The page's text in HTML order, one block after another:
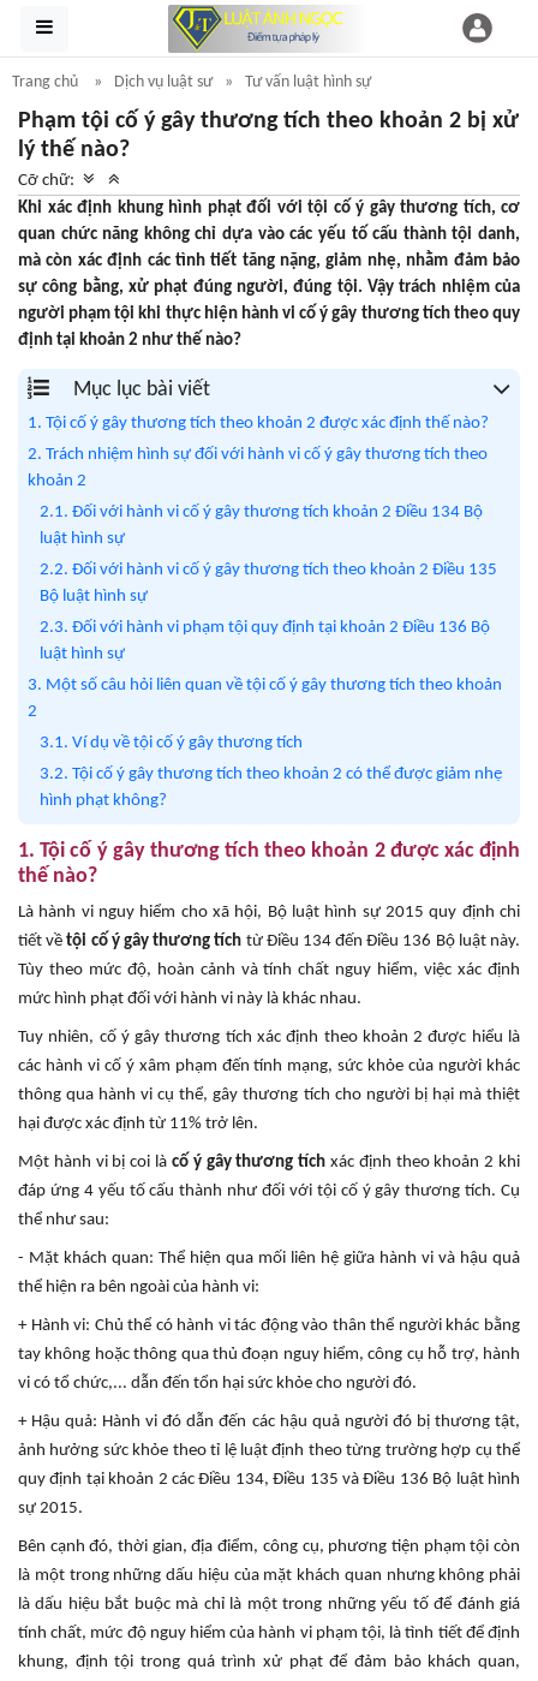
Trang chủ Dịch vụ luật sư Tư vấn luật hình sự
Phạm tội cố ý gây thương tích theo khoản 2 bị xử
lý thế nào?
Cỡ chữ:
Khi xác định khung hình phạt đối với tội cố ý gây thương tích, cơ
quan chức năng không chỉ dựa vào các yếu tố cấu thành tội danh,
mà còn xác định các tình tiết tăng nặng, giảm nhẹ, nhằm đảm bảo
sự công bằng, xử phạt đúng người, đúng tội. Vậy trách nhiệm của
người phạm tội khi thực hiện hành vi cố ý gây thương tích theo quy
định tại khoản 2 như thế nào?
Mục lục bài viết
1. Tội cố ý gây thương tích theo khoản 2 được xác định thế nào?
2. Trách nhiệm hình sự đối với hành vi cố ý gây thương tích theo
khoản 2
2.1. Đối với hành vi cố ý gây thương tích khoản 2 Điều 134 Bộ
luật hình sự
2.2. Đối với hành vi cố ý gây thương tích theo khoản 2 Điều 135
Bộ luật hình sự
2.3. Đối với hành vi phạm tội quy định tại khoản 2 Điều 136 Bộ
luật hình sự
3. Một số câu hỏi liên quan về tội cố ý gây thương tích theo khoản
2
3.1. Ví dụ về tội cố ý gây thương tích
3.2. Tội cố ý gây thương tích theo khoản 2 có thể được giảm nhẹ
hình phạt không?
1. Tội cố ý gây thương tích theo khoản 2 được xác định
thế nào?
Là hành vi nguy hiểm cho xã hội, Bộ luật hình sự 2015 quy định chi
tiết vềtội cố ý gây thương tích từ Điều 134 đến Điều 136 Bộ luật này.
Tùy theo mức độ, hoàn cảnh và tính chất nguy hiểm, việc xác định
mức hình phạt đối với hành vi này là khác nhau.
Tuy nhiên, cố ý gây thương tích xác định theo khoản 2 được hiểu là
các hành vi cố ý xâm phạm đến tính mạng, sức khỏe của người khác
thông qua hành vi cụ thể, gây thương tích cho người bị hại mà thiệt
hại được xác định từ 11% trở lên.
Một hành vi bị coi là cố ý gây thương tích xác định theo khoản 2 khi
đáp ứng 4 yếu tố cấu thành như đối với tội cố ý gây thương tích. Cụ
thể như sau:
- Mặt khách quan: Thể hiện qua mối liên hệ giữa hành vi và hậu quả
thể hiện ra bên ngoài của hành vi:
+ Hành vi: Chủ thể có hành vi tác động vào thân thể người khác bằng
tay không hoặc thông qua thủ đoạn nguy hiểm, công cụ hỗ trợ, hành
vi có tổ chức,... dẫn đến tổn hại sức khỏe cho người đó.
+ Hậu quả: Hành vi đó dẫn đến các hậu quả người đó bị thương tật,
ảnh hưởng sức khỏe theo tỉ lệ luật định theo từng trường hợp cụ thể
quy định tại khoản 2 các Điều 134, Điều 135 và Điều 136 Bộ luật hình
sự 2015.
Bên cạnh đó, thời gian, địa điểm, công cụ, phương tiện phạm tội còn
là một trong những dấu hiệu của mặt khách quan nhưng không phải
là dấu hiệu bắt buộc mà chỉ là một trong những yếu tố để đánh giá
tính chất, mức độ nguy hiểm của hành vi phạm tội, là tình tiết để định
khung, định tội trong quá trình xử phạt để đảm bảo khách quan,